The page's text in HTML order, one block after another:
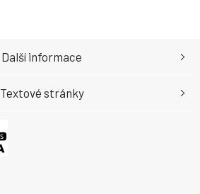
Další informace
Textové stránky